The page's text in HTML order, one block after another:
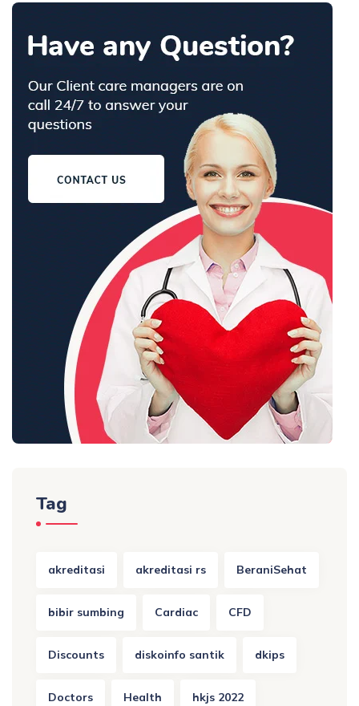
Tag
akreditasi akreditasi rs BeraniSehat
bibir sumbing Cardiac CFD
Discounts diskoinfo santik dkips
Doctors Health hkjs 2022